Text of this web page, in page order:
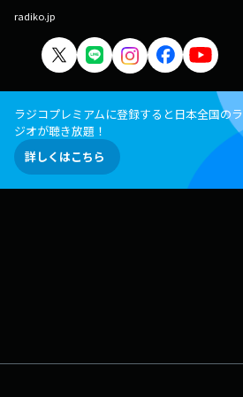
radiko.jp
ラジコプレミアムに登録すると日本全国のラ
ジオが聴き放題！
詳しくはこちら